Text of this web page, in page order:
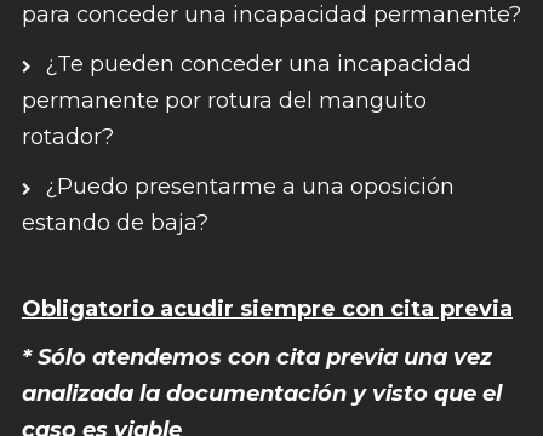
para conceder una incapacidad permanente?
¿Te pueden conceder una incapacidad
permanente por rotura del manguito
rotador?
¿Puedo presentarme a una oposición
estando de baja?
Obligatorio acudir siempre con cita previa
* Sólo atendemos con cita previa una vez
analizada la documentación y visto que el
caso es viable